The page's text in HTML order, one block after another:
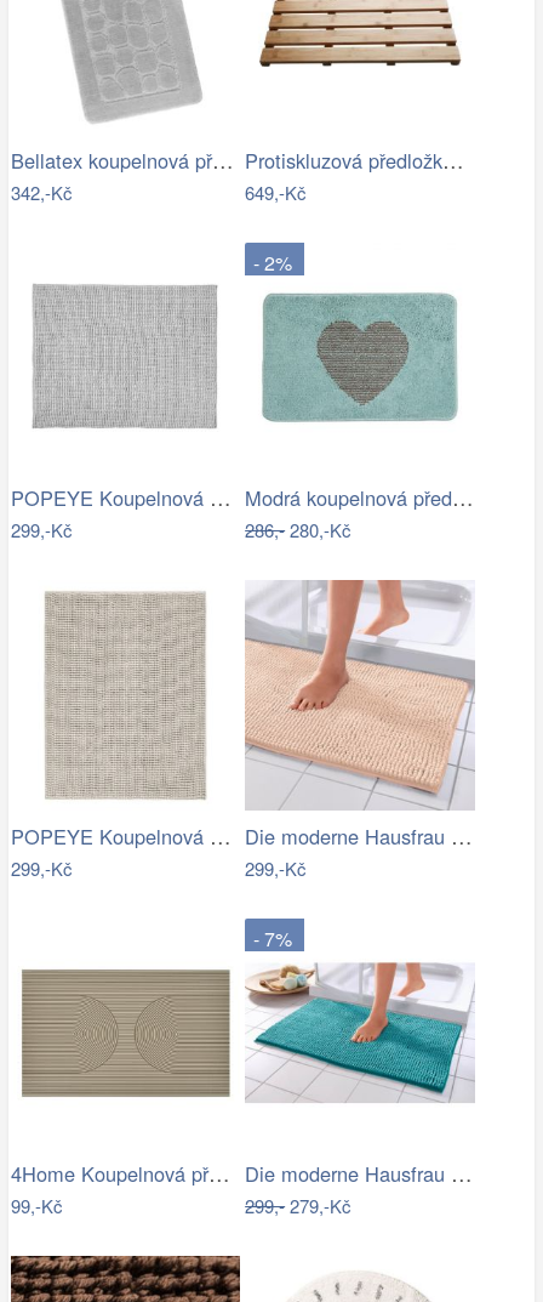
Bellatex koupelnová předložka BANY…
342,-Kč
Protiskluzová předložka do koupelny…
649,-Kč
POPEYE Koupelnová předložka 80 x 60 cm …
299,-Kč
- 2%
Modrá koupelnová předložka se srdíčkem …
286,-280,-Kč
POPEYE Koupelnová předložka 80 x 60 cm …
299,-Kč
Die moderne Hausfrau Koupelnová…
299,-Kč
4Home Koupelnová předložka Infinity, 50…
99,-Kč
- 7%
Die moderne Hausfrau Koupelnová…
299,-279,-Kč